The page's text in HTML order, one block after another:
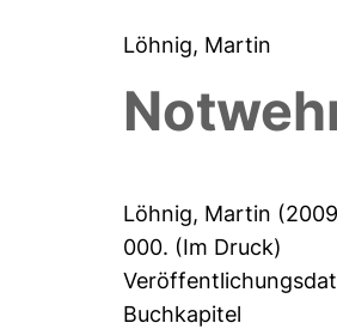
Löhnig, Martin
Löhnig, Martin
000. (Im Druck)
Buchkapitel